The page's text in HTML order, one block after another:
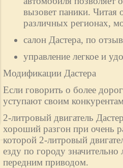
вызовет паники. Читая
различных регионах,
салон Дастера, по
управление легкое и
Модификации Дастера
Если говорить о более
уступают своим
2-литровый двигатель
хороший разгон при очень
которой 2-литровый
езду по городу
передним приводом.